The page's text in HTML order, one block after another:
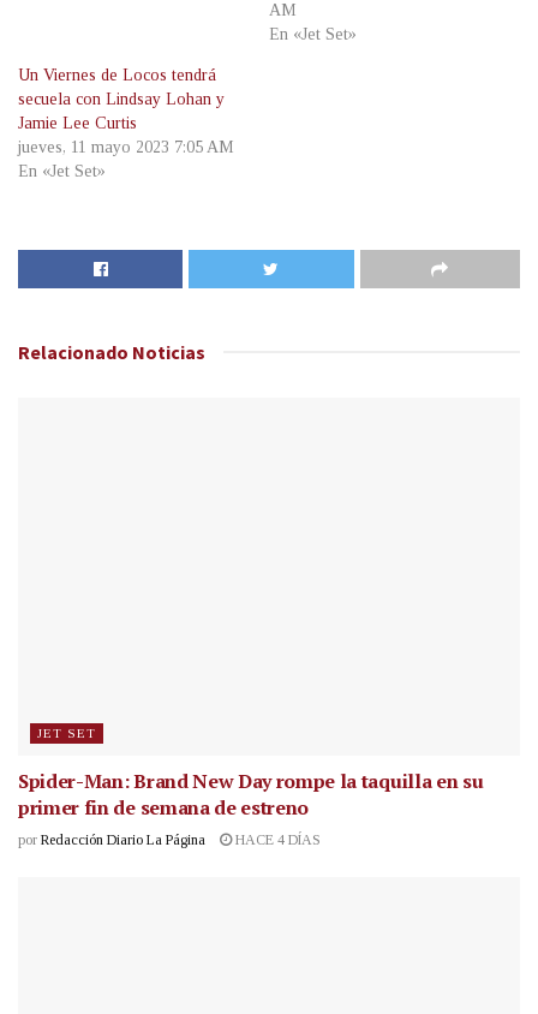
AM
En «Jet Set»
Un Viernes de Locos tendrá
secuela con Lindsay Lohan y
Jamie Lee Curtis
jueves, 11 mayo 2023 7:05 AM
En «Jet Set»
Relacionado Noticias
JET SET
Spider-Man: Brand New Day rompe la taquilla en su
primer fin de semana de estreno
por Redacción Diario La Página HACE 4 DÍAS